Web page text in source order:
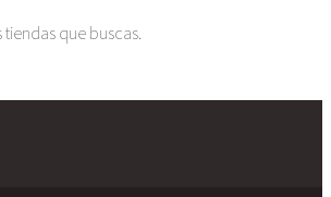
que buscas.